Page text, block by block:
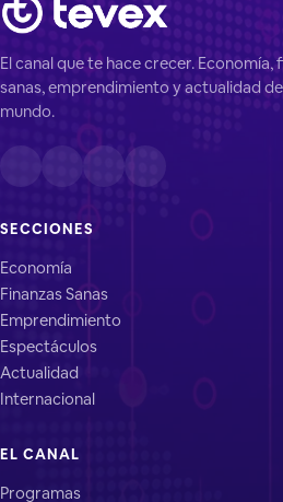
El canal que te hace crecer. Economía,
sanas, emprendimiento y actualidad
mundo.
SECCIONES
Economía
Finanzas Sanas
Emprendimiento
Espectáculos
Actualidad
Internacional
EL CANAL
Programas